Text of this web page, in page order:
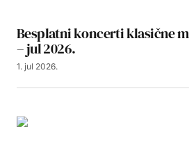
Besplatni koncerti klasične
– jul 2026.
1. jul 2026.